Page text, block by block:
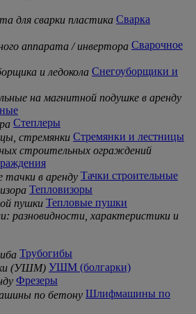
Сварка
Сварочное
Снегоуборщики и
Степлеры
Стремянки и лестницы
Тачки строительные
Тепловизоры
Тепловые пушки
Трубогибы
УШМ (болгарки)
Фрезеры
Шлифмашины по